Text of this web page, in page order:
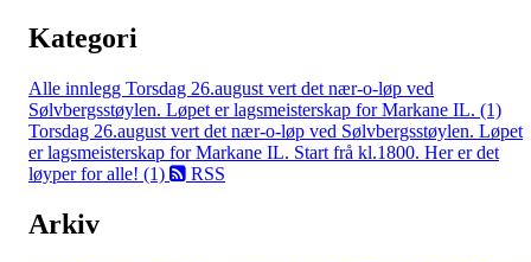
Kategori
Alle innlegg Torsdag 26.august vert det nær-o-løp ved
Sølvbergsstøylen. Løpet er lagsmeisterskap for Markane IL. (1)
Torsdag 26.august vert det nær-o-løp ved Sølvbergsstøylen. Løpet
er lagsmeisterskap for Markane IL. Start frå kl.1800. Her er det
løyper for alle! (1)
RSS
Arkiv